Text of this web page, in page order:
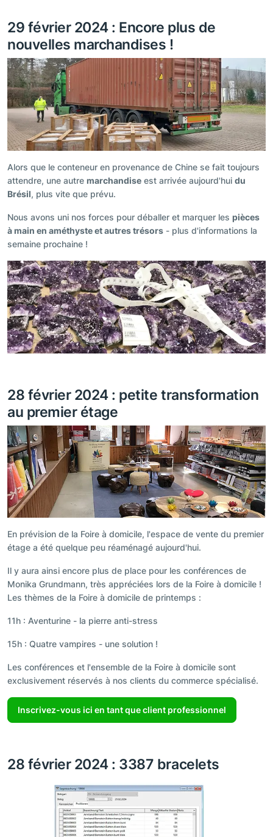
29 février 2024 : Encore plus de
nouvelles marchandises !
Alors que le conteneur en provenance de Chine se fait toujours
attendre, une autre marchandise est arrivée aujourd'hui du
Brésil, plus vite que prévu.
Nous avons uni nos forces pour déballer et marquer les pièces
à main en améthyste et autres trésors - plus d'informations la
semaine prochaine !
28 février 2024 : petite transformation
au premier étage
En prévision de la Foire à domicile, l'espace de vente du premier
étage a été quelque peu réaménagé aujourd'hui.
Il y aura ainsi encore plus de place pour les conférences de
Monika Grundmann, très appréciées lors de la Foire à domicile !
Les thèmes de la Foire à domicile de printemps :
11h : Aventurine - la pierre anti-stress
15h : Quatre vampires - une solution !
Les conférences et l'ensemble de la Foire à domicile sont
exclusivement réservés à nos clients du commerce spécialisé.
Inscrivez-vous ici en tant que client professionnel
28 février 2024 : 3387 bracelets